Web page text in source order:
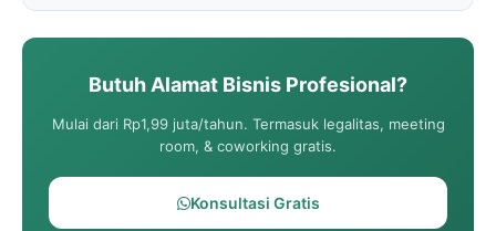
Butuh Alamat Bisnis Profesional?
Mulai dari Rp1,99 juta/tahun. Termasuk legalitas, meeting
room, & coworking gratis.
Konsultasi Gratis